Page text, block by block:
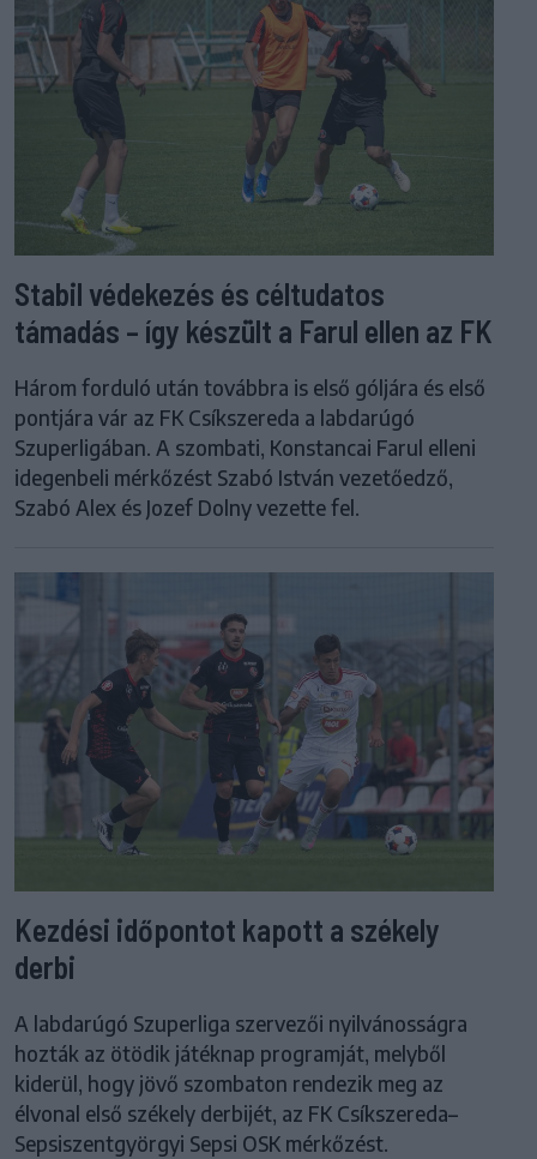
Stabil védekezés és céltudatos
támadás – így készült a Farul ellen az FK
Három forduló után továbbra is első góljára és első
pontjára vár az FK Csíkszereda a labdarúgó
Szuperligában. A szombati, Konstancai Farul elleni
idegenbeli mérkőzést Szabó István vezetőedző,
Szabó Alex és Jozef Dolny vezette fel.
Kezdési időpontot kapott a székely
derbi
A labdarúgó Szuperliga szervezői nyilvánosságra
hozták az ötödik játéknap programját, melyből
kiderül, hogy jövő szombaton rendezik meg az
élvonal első székely derbijét, az FK Csíkszereda–
Sepsiszentgyörgyi Sepsi OSK mérkőzést.